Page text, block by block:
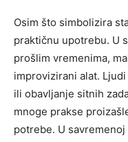
Osim što simbolizira
praktičnu upotrebu. U
prošlim vremenima,
improvizirani alat.
ili obavljanje sitnih
mnoge prakse
potrebe. U